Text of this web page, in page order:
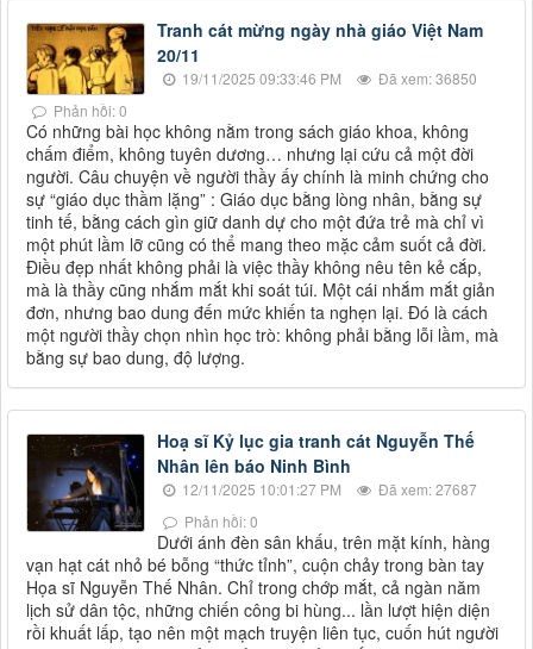
Tranh cát mừng ngày nhà giáo Việt Nam
20/11
19/11/2025 09:33:46 PM
Đã xem: 36850
Phản hồi: 0
Có những bài học không nằm trong sách giáo khoa, không
chấm điểm, không tuyên dương… nhưng lại cứu cả một đời
người. Câu chuyện về người thầy ấy chính là minh chứng cho
sự “giáo dục thầm lặng” : Giáo dục bằng lòng nhân, bằng sự
tinh tế, bằng cách gìn giữ danh dự cho một đứa trẻ mà chỉ vì
một phút lầm lỡ cũng có thể mang theo mặc cảm suốt cả đời.
Điều đẹp nhất không phải là việc thầy không nêu tên kẻ cắp,
mà là thầy cũng nhắm mắt khi soát túi. Một cái nhắm mắt giản
đơn, nhưng bao dung đến mức khiến ta nghẹn lại. Đó là cách
một người thầy chọn nhìn học trò: không phải bằng lỗi lầm, mà
bằng sự bao dung, độ lượng.
Hoạ sĩ Kỷ lục gia tranh cát Nguyễn Thế
Nhân lên báo Ninh Bình
12/11/2025 10:01:27 PM
Đã xem: 27687
Phản hồi: 0
Dưới ánh đèn sân khấu, trên mặt kính, hàng
vạn hạt cát nhỏ bé bỗng “thức tỉnh”, cuộn chảy trong bàn tay
Họa sĩ Nguyễn Thế Nhân. Chỉ trong chớp mắt, cả ngàn năm
lịch sử dân tộc, những chiến công bi hùng... lần lượt hiện diện
rồi khuất lấp, tạo nên một mạch truyện liên tục, cuốn hút người